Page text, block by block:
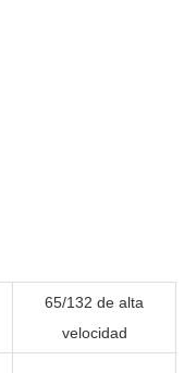
65/132 de alta
velocidad